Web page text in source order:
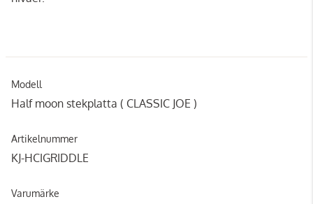
Modell
Half moon stekplatta ( CLASSIC JOE )
Artikelnummer
KJ-HCIGRIDDLE
Varumärke